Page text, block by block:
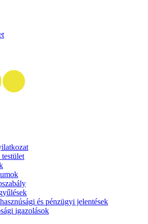
testület
és pénzügyi jelentések
igazolások